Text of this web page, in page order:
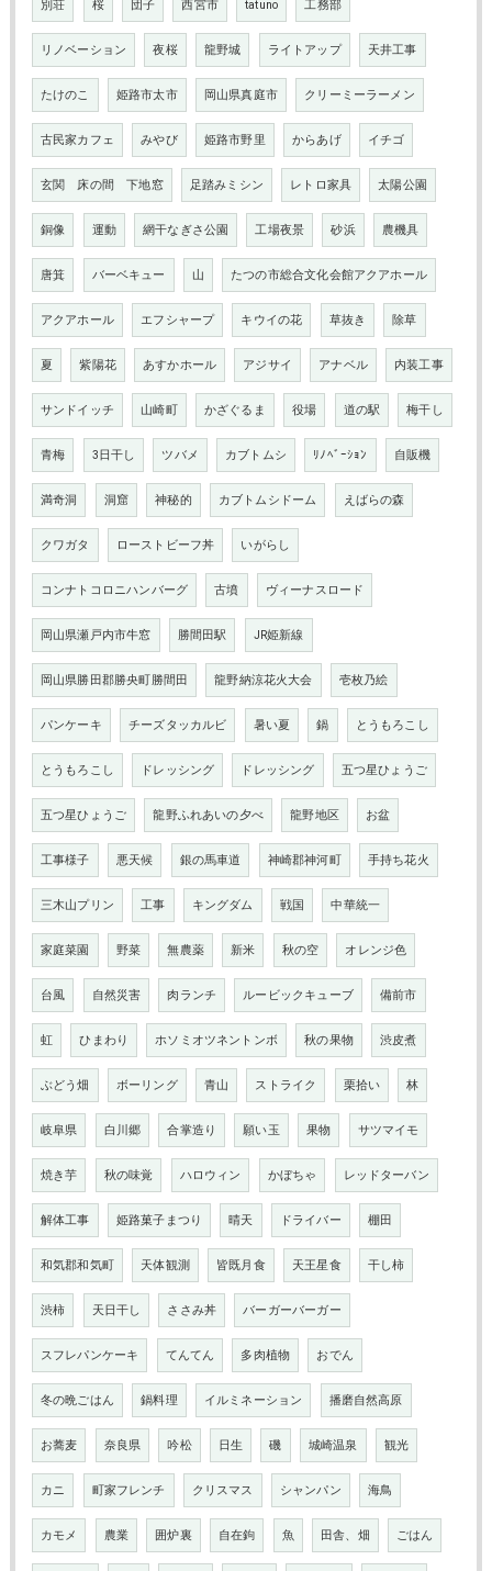
別荘 桜 団子 西宮市 tatuno 工務部
リノベーション 夜桜 龍野城 ライトアップ 天井工事
たけのこ 姫路市太市 岡山県真庭市 クリーミーラーメン
古民家カフェ みやび 姫路市野里 からあげ イチゴ
玄関 床の間 下地窓 足踏みミシン レトロ家具 太陽公園
銅像 運動 網干なぎさ公園 工場夜景 砂浜 農機具
唐箕 バーベキュー 山 たつの市総合文化会館アクアホール
アクアホール エフシャープ キウイの花 草抜き 除草
夏 紫陽花 あすかホール アジサイ アナベル 内装工事
サンドイッチ 山崎町 かざぐるま 役場 道の駅 梅干し
青梅 3日干し ツバメ カブトムシ ﾘﾉﾍﾞｰｼｮﾝ 自販機
満奇洞 洞窟 神秘的 カブトムシドーム えばらの森
クワガタ ローストビーフ丼 いがらし
コンナトコロニハンバーグ 古墳 ヴィーナスロード
岡山県瀬戸内市牛窓 勝間田駅 JR姫新線
岡山県勝田郡勝央町勝間田 龍野納涼花火大会 壱枚乃絵
パンケーキ チーズタッカルビ 暑い夏 鍋 とうもろこし
とうもろこし ドレッシング ドレッシング 五つ星ひょうご
五つ星ひょうご 龍野ふれあいの夕べ 龍野地区 お盆
工事様子 悪天候 銀の馬車道 神崎郡神河町 手持ち花火
三木山プリン 工事 キングダム 戦国 中華統一
家庭菜園 野菜 無農薬 新米 秋の空 オレンジ色
台風 自然災害 肉ランチ ルービックキューブ 備前市
虹 ひまわり ホソミオツネントンボ 秋の果物 渋皮煮
ぶどう畑 ボーリング 青山 ストライク 栗拾い 林
岐阜県 白川郷 合掌造り 願い玉 果物 サツマイモ
焼き芋 秋の味覚 ハロウィン かぼちゃ レッドターバン
解体工事 姫路菓子まつり 晴天 ドライバー 棚田
和気郡和気町 天体観測 皆既月食 天王星食 干し柿
渋柿 天日干し ささみ丼 バーガーバーガー
スフレパンケーキ てんてん 多肉植物 おでん
冬の晩ごはん 鍋料理 イルミネーション 播磨自然高原
お蕎麦 奈良県 吟松 日生 磯 城崎温泉 観光
カニ 町家フレンチ クリスマス シャンパン 海鳥
カモメ 農業 囲炉裏 自在鉤 魚 田舎、畑 ごはん